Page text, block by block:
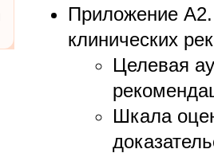
Приложение А2.
клинических
Целевая
Шкала